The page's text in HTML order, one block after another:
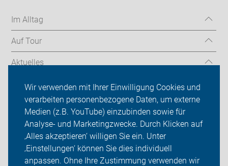
Wir verwenden mit Ihrer Einwilligung Cookies und
verarbeiten personenbezogene Daten, um externe
Medien (z.B. YouTube) einzubinden sowie für
Analyse- und Marketingzwecke. Durch Klicken auf
‚Alles akzeptieren‘ willigen Sie ein. Unter
‚Einstellungen‘ können Sie dies individuell
anpassen. Ohne Ihre Zustimmung verwenden wir
Im Alltag
Auf Tour
Aktuelles
Über uns
Mitgliedschaft
Fachwissen
Presse